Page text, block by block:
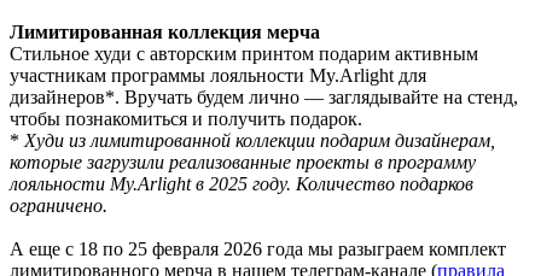
Лимитированная коллекция мерча
Стильное худи с авторским принтом подарим активным
участникам программы лояльности My.Arlight для
дизайнеров*. Вручать будем лично — заглядывайте на стенд,
чтобы познакомиться и получить подарок.
* Худи из лимитированной коллекции подарим дизайнерам,
которые загрузили реализованные проекты в программу
лояльности My.Arlight в 2025 году. Количество подарков
ограничено.
А еще с 18 по 25 февраля 2026 года мы разыграем комплект
лимитированного мерча в нашем телеграм-канале (правила